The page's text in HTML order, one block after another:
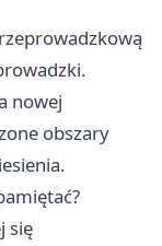
nowej
obszary
się